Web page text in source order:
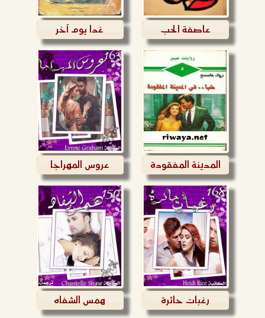
عاصفة الحب غدا يوم آخر
المدينة المفقودة عروس المهراجا
رغبات حائرة همس الشفاه